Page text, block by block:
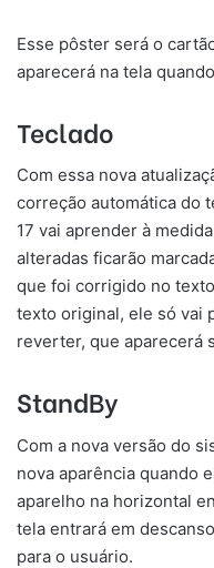
Esse pôster será o
aparecerá na tela
Teclado
Com essa nova
correção automática do
17 vai aprender à
alteradas ficarão
que foi corrigido no
texto original, ele só vai
reverter, que aparecerá
StandBy
Com a nova versão do
nova aparência quando
aparelho na horizontal
tela entrará em
para o usuário.